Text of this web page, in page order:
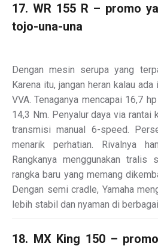
17. WR 155 R – promo
tojo-una-una
Dengan mesin serupa yang
Karena itu, jangan heran kalau
VVA. Tenaganya mencapai 16,7
14,3 Nm. Penyalur daya via rantai
transmisi manual 6-speed.
menarik perhatian. Rivalnya
Rangkanya menggunakan tralis
rangka baru yang memang
Dengan semi cradle, Yamaha
lebih stabil dan nyaman di
18. MX King 150 –